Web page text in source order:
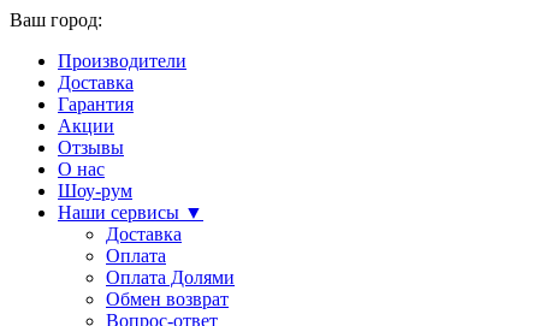
Ваш город:
Производители
Доставка
Гарантия
Акции
Отзывы
О нас
Шоу-рум
Наши сервисы ▼
Доставка
Оплата
Оплата Долями
Обмен возврат
Вопрос-ответ